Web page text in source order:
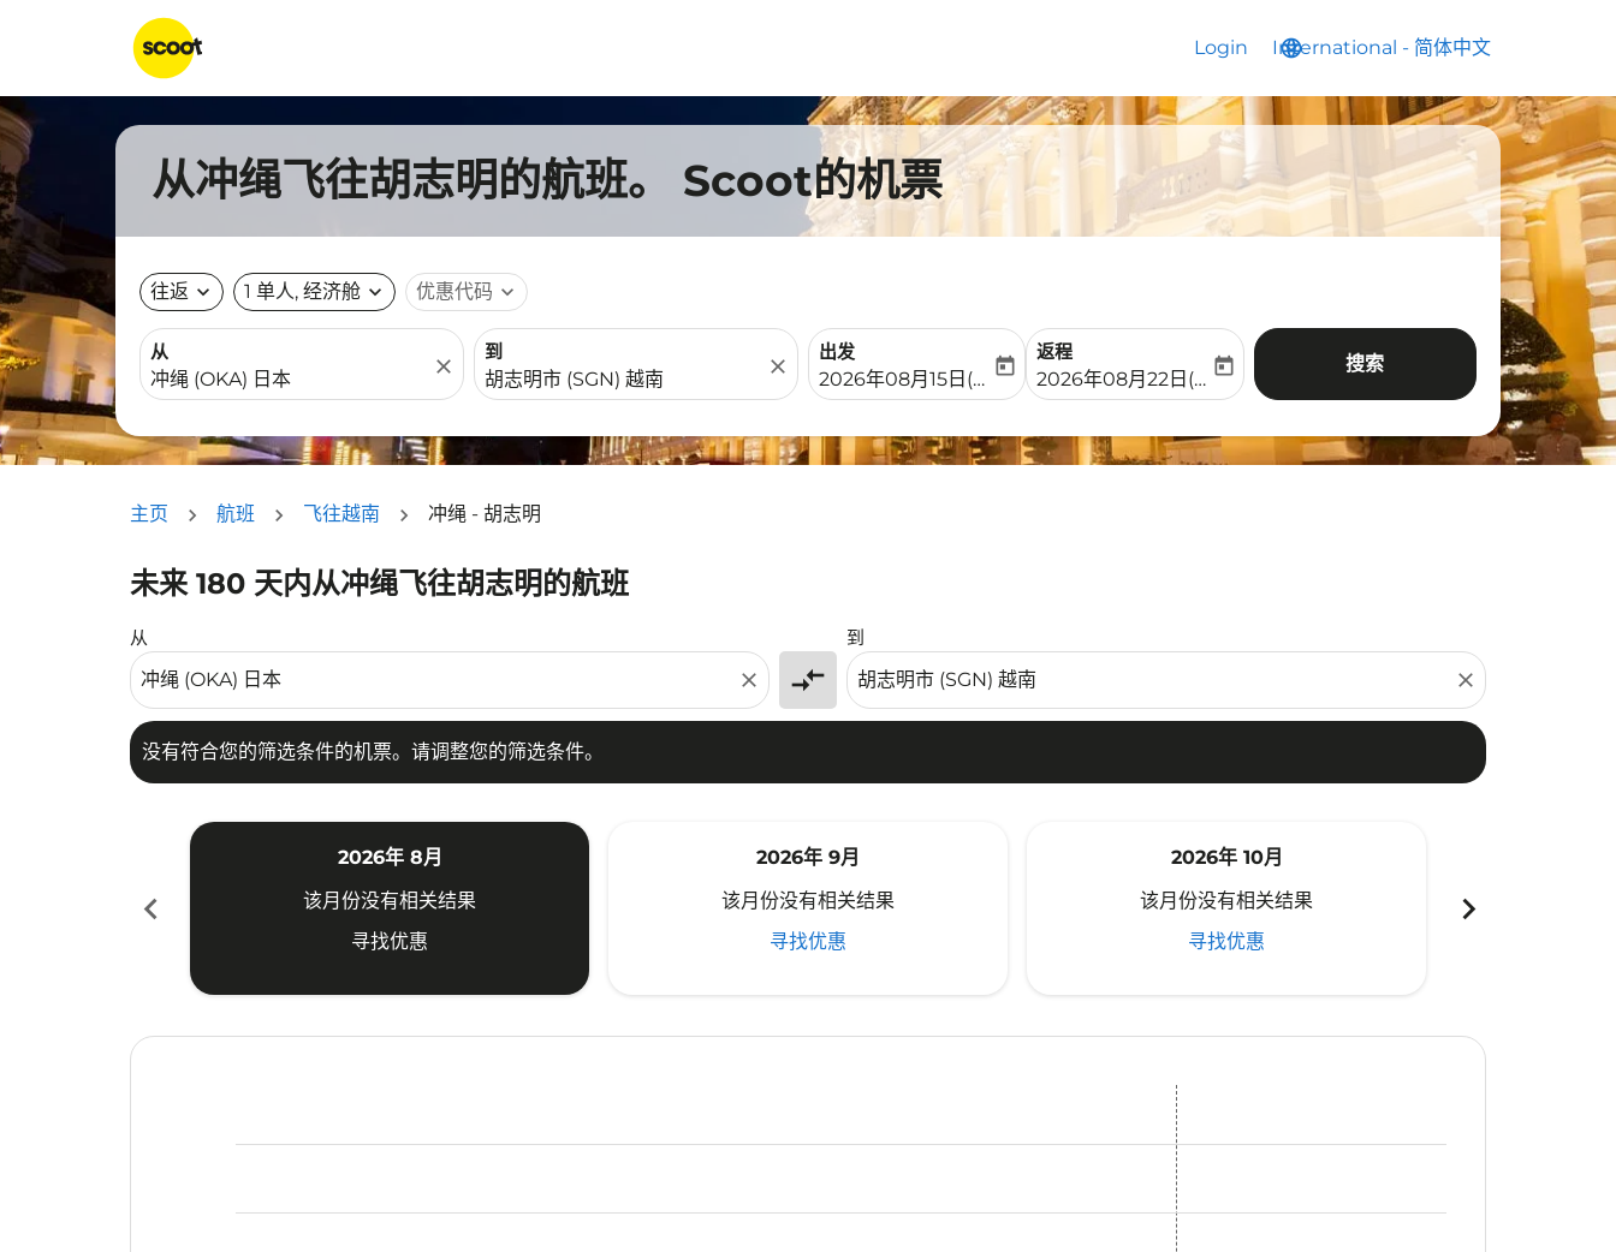
Login language
International - 简体中文
keyboard_arrow_down
从冲绳飞往胡志明的航班。 Scoot的机票
往返 expand_more 1 单人, 经济舱 expand_more 优惠代码 expand_more
从
close
到
close
出发
fc-booking-departure-date-aria-label
2026年08月15日(周六)
today
返程
fc-booking-return-date-aria-label
2026年08月22日(周六)
today 搜索
主页 航班 飞往越南 冲绳 - 胡志明
未来 180 天内从冲绳飞往胡志明的航班
从
close compare_arrows
到
close
没有符合您的筛选条件的机票。请调整您的筛选条件。
没有符合您的筛选条件的机票。请调整您的筛选条件。
chevron_left
2026年 8月
该月份没有相关结果
寻找优惠
2026年 9月
该月份没有相关结果
寻找优惠
2026年 10月
该月份没有相关结果
寻找优惠
chevron_right
OKA–SGN: cmp-view-offers-disclaimer. 寻找优惠
OKA–SGN: cmp-view-offers-disclaimer. 寻找优惠
OKA–SGN: cmp-view-offers-disclaimer. 寻找优惠
OKA–SGN: cmp-view-offers-disclaimer. 寻找优惠
OKA–SGN: cmp-view-offers-disclaimer. 寻找优惠
OKA–SGN: cmp-view-offers-disclaimer. 寻找优惠
OKA–SGN: cmp-view-offers-disclaimer. 寻找优惠
OKA–SGN: cmp-view-offers-disclaimer. 寻找优惠
OKA–SGN: cmp-view-offers-disclaimer. 寻找优惠
OKA–SGN: cmp-view-offers-disclaimer. 寻找优惠
OKA–SGN: cmp-view-offers-disclaimer. 寻找优惠